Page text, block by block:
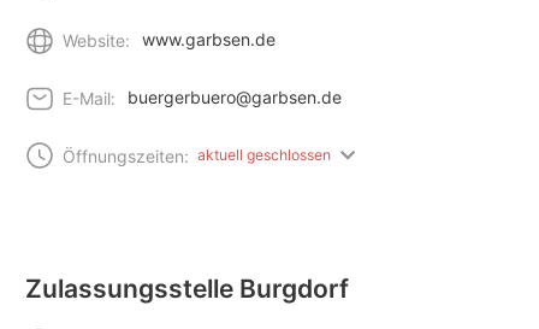
Website: www.garbsen.de
E-Mail: buergerbuero@garbsen.de
Öffnungszeiten: aktuell geschlossen
Zulassungsstelle Burgdorf